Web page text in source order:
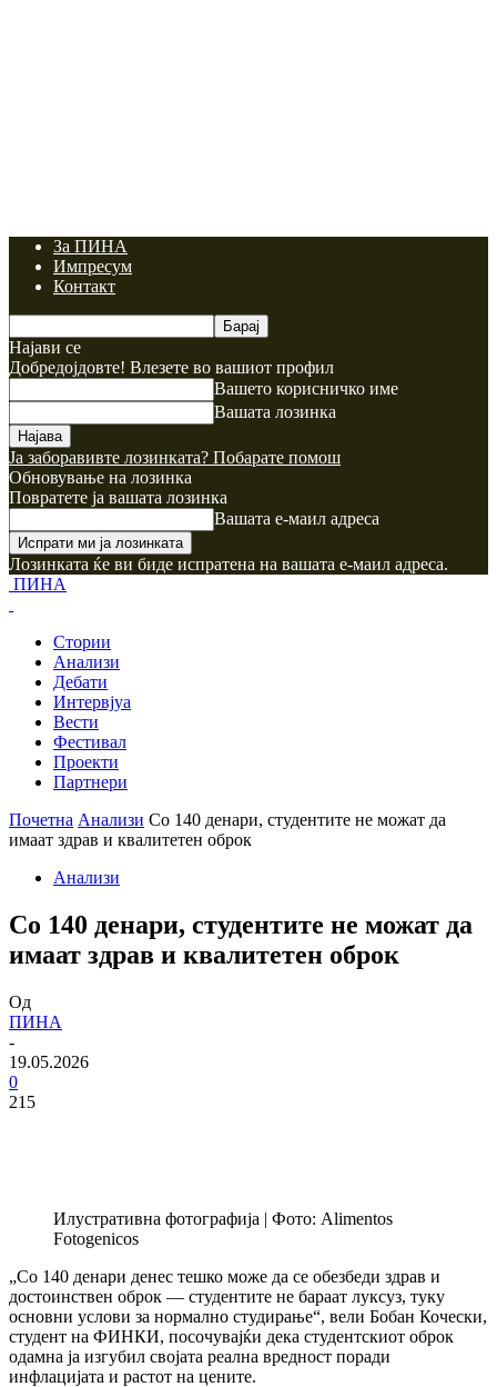
За ПИНА
Импресум
Контакт
Најави се
Добредојдовте! Влезете во вашиот профил
Вашето корисничко име
Вашата лозинка
Ја заборавивте лозинката? Побарате помош
Обновување на лозинка
Повратете ја вашата лозинка
Вашата е-маил адреса
Лозинката ќе ви биде испратена на вашата е-маил адреса.
ПИНА
Стории
Анализи
Дебати
Интервјуа
Вести
Фестивал
Проекти
Партнери
Почетна Анализи Со 140 денари, студентите не можат да
имаат здрав и квалитетен оброк
Анализи
Со 140 денари, студентите не можат да
имаат здрав и квалитетен оброк
Од
ПИНА
-
19.05.2026
0
215
Илустративна фотографија | Фото: Alimentos
Fotogenicos
„Со 140 денари денес тешко може да се обезбеди здрав и
достоинствен оброк — студентите не бараат луксуз, туку
основни услови за нормално студирање“, вели Бобан Кочески,
студент на ФИНКИ, посочувајќи дека студентскиот оброк
одамна ја изгубил својата реална вредност поради
инфлацијата и растот на цените.